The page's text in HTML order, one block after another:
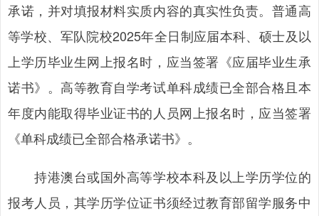
承诺，并对填报材料实质内容的真实性负责。普通高
等学校、军队院校2025年全日制应届本科、硕士及以
上学历毕业生网上报名时，应当签署《应届毕业生承
诺书》。高等教育自学考试单科成绩已全部合格且本
年度内能取得毕业证书的人员网上报名时，应当签署
《单科成绩已全部合格承诺书》。
持港澳台或国外高等学校本科及以上学历学位的
报考人员，其学历学位证书须经过教育部留学服务中